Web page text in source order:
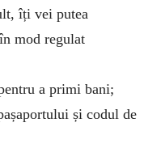
îți vei putea
mod regulat
a primi bani;
și codul de